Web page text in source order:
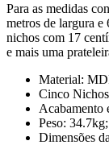
Para as medidas
metros de largura
nichos com 17
e mais uma
Material:
Cinco
Acabamento
Peso: 34.7kg;
Dimensões